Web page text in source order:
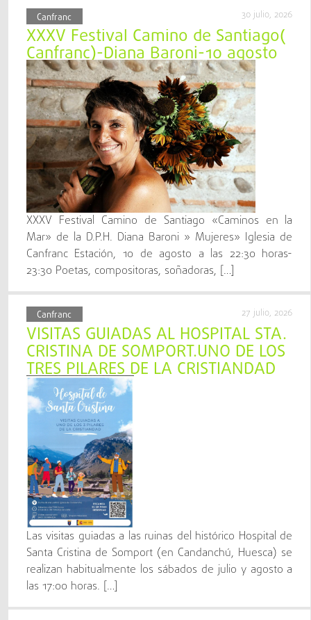
Canfranc 30 julio, 2026
XXXV Festival Camino de Santiago(
Canfranc)-Diana Baroni-10 agosto
XXXV Festival Camino de Santiago «Caminos en la
Mar» de la D.P.H. Diana Baroni » Mujeres» Iglesia de
Canfranc Estación, 10 de agosto a las 22:30 horas-
23:30 Poetas, compositoras, soñadoras, […]
Canfranc 27 julio, 2026
VISITAS GUIADAS AL HOSPITAL STA.
CRISTINA DE SOMPORT.UNO DE LOS
TRES PILARES DE LA CRISTIANDAD
Las visitas guiadas a las ruinas del histórico Hospital de
Santa Cristina de Somport (en Candanchú, Huesca) se
realizan habitualmente los sábados de julio y agosto a
las 17:00 horas. […]